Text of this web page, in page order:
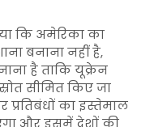
कि अमेरिका का
बनाना नहीं है,
है ताकि यूक्रेन
सीमित किए जा
का इस्तेमाल
और इसमें देशों की